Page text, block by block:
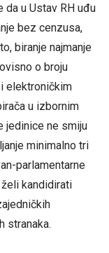
u Ustav RH uđu
bez cenzusa,
biranje najmanje
o broju
elektroničkim
u izbornim
jedinice ne smiju
minimalno tri
parlamentarne
kandidirati
stranaka.